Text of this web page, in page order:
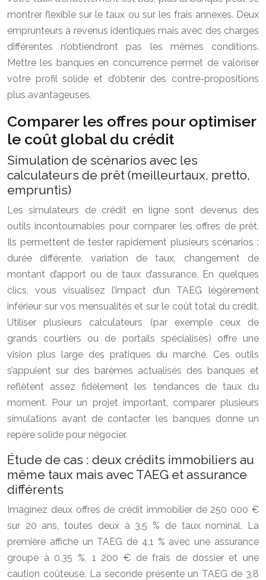
montrer flexible sur le taux ou sur les frais annexes. Deux
emprunteurs à revenus identiques mais avec des charges
différentes n’obtiendront pas les mêmes conditions.
Mettre les banques en concurrence permet de valoriser
votre profil solide et d’obtenir des contre-propositions
plus avantageuses.
Comparer les offres pour optimiser
le coût global du crédit
Simulation de scénarios avec les
calculateurs de prêt (meilleurtaux, pretto,
empruntis)
Les simulateurs de crédit en ligne sont devenus des
outils incontournables pour comparer les offres de prêt.
Ils permettent de tester rapidement plusieurs scénarios :
durée différente, variation de taux, changement de
montant d’apport ou de taux d’assurance. En quelques
clics, vous visualisez l’impact d’un TAEG légèrement
inférieur sur vos mensualités et sur le coût total du crédit.
Utiliser plusieurs calculateurs (par exemple ceux de
grands courtiers ou de portails spécialisés) offre une
vision plus large des pratiques du marché. Ces outils
s’appuient sur des barèmes actualisés des banques et
reflètent assez fidèlement les tendances de taux du
moment. Pour un projet important, comparer plusieurs
simulations avant de contacter les banques donne un
repère solide pour négocier.
Étude de cas : deux crédits immobiliers au
même taux mais avec TAEG et assurance
différents
Imaginez deux offres de crédit immobilier de 250 000 €
sur 20 ans, toutes deux à 3,5 % de taux nominal. La
première affiche un TAEG de 4,1 % avec une assurance
groupe à 0,35 %, 1 200 € de frais de dossier et une
caution coûteuse. La seconde présente un TAEG de 3,8